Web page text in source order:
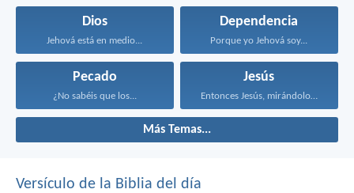
Dios
Jehová está en medio...
Dependencia
Porque yo Jehová soy...
Pecado
¿No sabéis que los...
Jesús
Entonces Jesús, mirándolos, dijo...
Más Temas...
Versículo de la Biblia del día